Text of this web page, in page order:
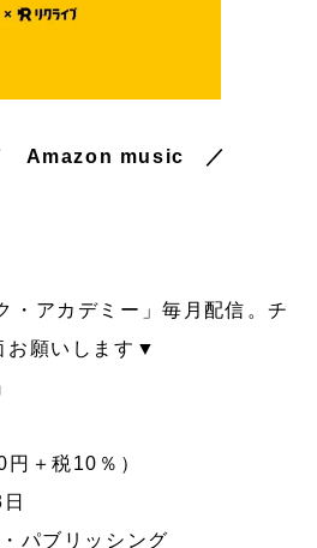
Amazon music
／
・アカデミー」毎月配信。チ
お願いします▼
＋税10％）
パブリッシング